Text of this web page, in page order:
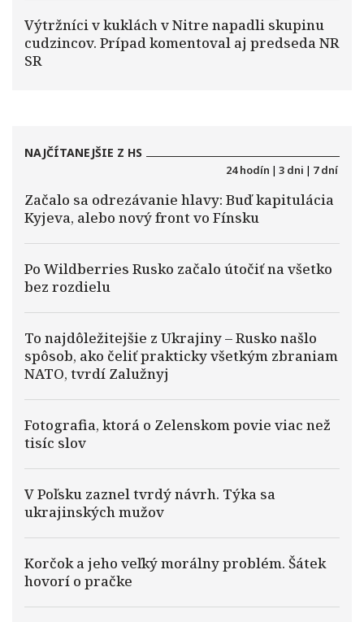
Výtržníci v kuklách v Nitre napadli skupinu
cudzincov. Prípad komentoval aj predseda NR
SR
NAJČÍTANEJŠIE Z HS
24 hodín | 3 dni | 7 dní
Začalo sa odrezávanie hlavy: Buď kapitulácia
Kyjeva, alebo nový front vo Fínsku
Po Wildberries Rusko začalo útočiť na všetko
bez rozdielu
To najdôležitejšie z Ukrajiny – Rusko našlo
spôsob, ako čeliť prakticky všetkým zbraniam
NATO, tvrdí Zalužnyj
Fotografia, ktorá o Zelenskom povie viac než
tisíc slov
V Poľsku zaznel tvrdý návrh. Týka sa
ukrajinských mužov
Korčok a jeho veľký morálny problém. Šátek
hovorí o pračke